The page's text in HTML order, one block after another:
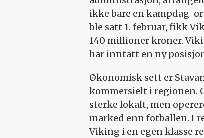
ikke bare en kampdag-
ble satt 1. februar, fikk
140 millioner kroner.
har inntatt en ny
Økonomisk sett er
kommersielt i regionen.
sterke lokalt, men
marked enn fotballen. I
Viking i en egen klasse